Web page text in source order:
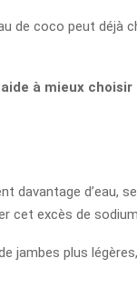
de coco peut déjà
à mieux
davantage
cet excès de sodium.
jambes plus